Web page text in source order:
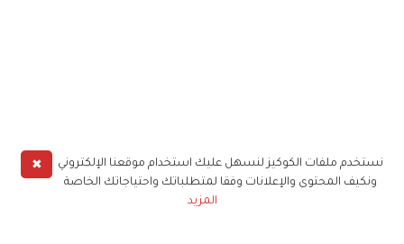
✖
نستخدم ملفات الكوكيز لنسهل عليك استخدام موقعنا الإلكتروني
ونكيف المحتوى والإعلانات وفقا لمتطلباتك واحتياجاتك الخاصة
المزيد